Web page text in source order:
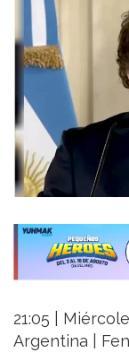
21:05 |
Argentina |